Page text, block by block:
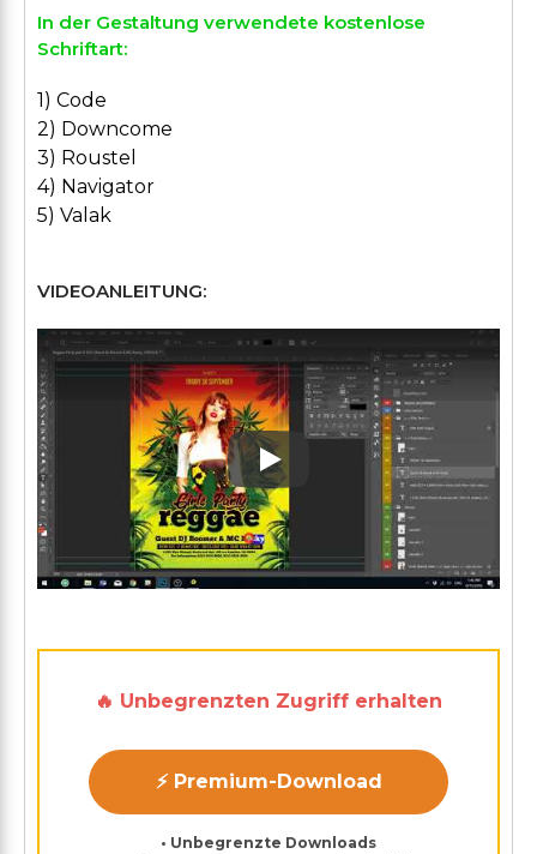
In der Gestaltung verwendete kostenlose
Schriftart:
1) Code
2) Downcome
3) Roustel
4) Navigator
5) Valak
VIDEOANLEITUNG:
Play: Keynote (Google I/O
🔥 Unbegrenzten Zugriff erhalten
⚡ Premium-Download
• Unbegrenzte Downloads